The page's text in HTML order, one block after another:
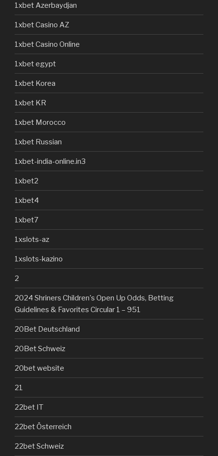
1xbet Azerbaydjan
1xbet Casino AZ
1xbet Casino Online
1xbet egypt
1xbet Korea
1xbet KR
1xbet Morocco
1xbet Russian
1xbet-india-online.in3
1xbet2
1xbet4
1xbet7
1xslots-az
1xslots-kazino
2
2024 Shriners Children's Open Up Odds, Betting
Guidelines & Favorites Circular 1 – 951
20Bet Deutschland
20Bet Schweiz
20bet website
21
22bet IT
22bet Österreich
22bet Schweiz